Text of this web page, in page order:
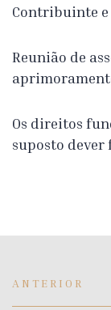
Contribuinte
Reunião de
Os direitos
suposto
ANTERIOR